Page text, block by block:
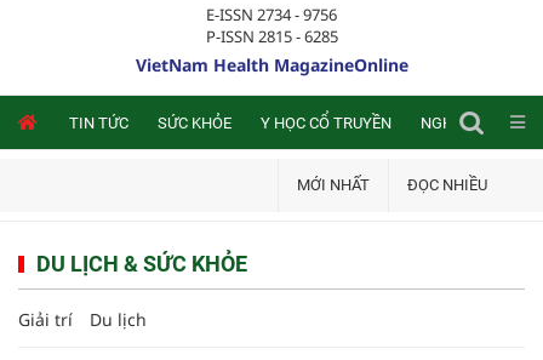
E-ISSN 2734 - 9756
P-ISSN 2815 - 6285
VietNam Health MagazineOnline
TIN TỨC SỨC KHỎE Y HỌC CỔ TRUYỀN NGHIÊN CỨU
MỚI NHẤT ĐỌC NHIỀU
DU LỊCH & SỨC KHỎE
Giải trí Du lịch